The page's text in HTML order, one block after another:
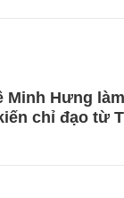
Minh Hưng
chỉ đạo từ